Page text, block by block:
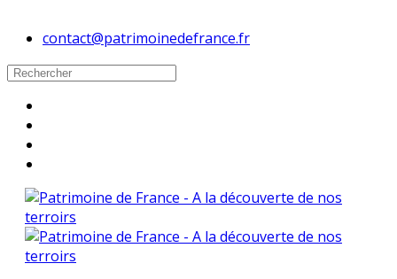
contact@patrimoinedefrance.fr